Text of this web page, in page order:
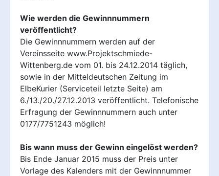
Wie werden die Gewinnnummern
veröffentlicht?
Die Gewinnnummern werden auf der
Vereinsseite www.Projektschmiede-
Wittenberg.de vom 01. bis 24.12.2014 täglich,
sowie in der Mitteldeutschen Zeitung im
ElbeKurier (Serviceteil letzte Seite) am
6./13./20./27.12.2013 veröffentlicht. Telefonische
Erfragung der Gewinnnummern auch unter
0177/7751243 möglich!
Bis wann muss der Gewinn eingelöst werden?
Bis Ende Januar 2015 muss der Preis unter
Vorlage des Kalenders mit der Gewinnnummer